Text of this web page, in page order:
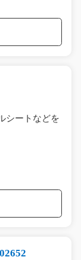
シートなどを